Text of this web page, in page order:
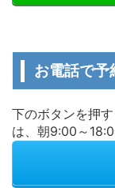
お電話で予
下のボタンを押
は、朝9:00～